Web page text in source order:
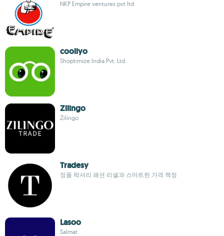
NKP Empire ventures pvt ltd
cooliyo
Shoptimize India Pvt. Ltd.
Zilingo
Zilingo
Tradesy
정품 럭셔리 패션 리셀과 스마트한 가격 책정
Lasoo
Salmat